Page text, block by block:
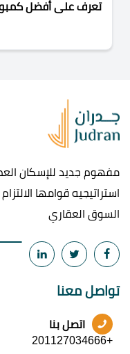
تعرف على أفضل
مفهوم جديد للإسكان
استراتيجيه قوامها
السوق العقاري
تواصل معنا
اتصل بنا
+201127034666